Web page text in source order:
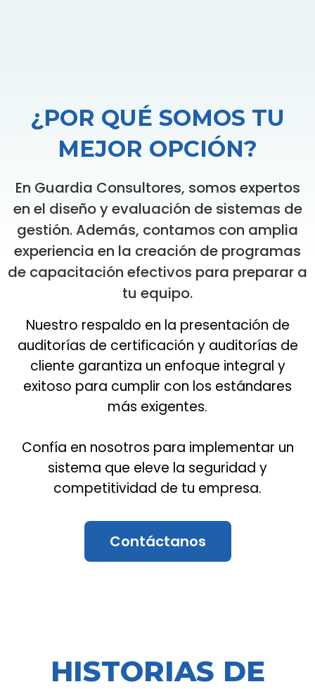
¿POR QUÉ SOMOS TU
MEJOR OPCIÓN?
En Guardia Consultores, somos expertos
en el diseño y evaluación de sistemas de
gestión. Además, contamos con amplia
experiencia en la creación de programas
de capacitación efectivos para preparar a
tu equipo.
Nuestro respaldo en la presentación de
auditorías de certificación y auditorías de
cliente garantiza un enfoque integral y
exitoso para cumplir con los estándares
más exigentes.
Confía en nosotros para implementar un
sistema que eleve la seguridad y
competitividad de tu empresa.
Contáctanos
HISTORIAS DE